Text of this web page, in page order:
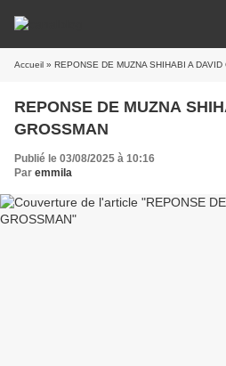
Accueil » REPONSE DE MUZNA SHIHABI A DAVID
REPONSE DE MUZNA
GROSSMAN
Publié le 03/08/2025 à 10:16
Par emmila